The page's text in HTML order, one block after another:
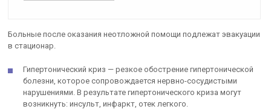
Больные после оказания неотложной помощи подлежат эвакуации
в стационар.
Гипертонический криз — резкое обострение гипертонической
болезни, которое сопровождается нервно-сосудистыми
нарушениями. В результате гипертонического криза могут
возникнуть: инсульт, инфаркт, отек легкого.